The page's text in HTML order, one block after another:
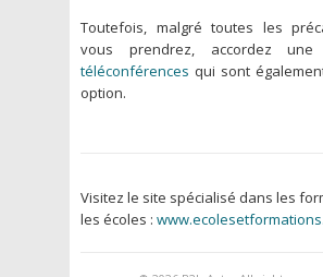
Toutefois, malgré toutes les
vous prendrez, accordez
téléconférences qui sont
option.
Visitez le site spécialisé dans les
les écoles :